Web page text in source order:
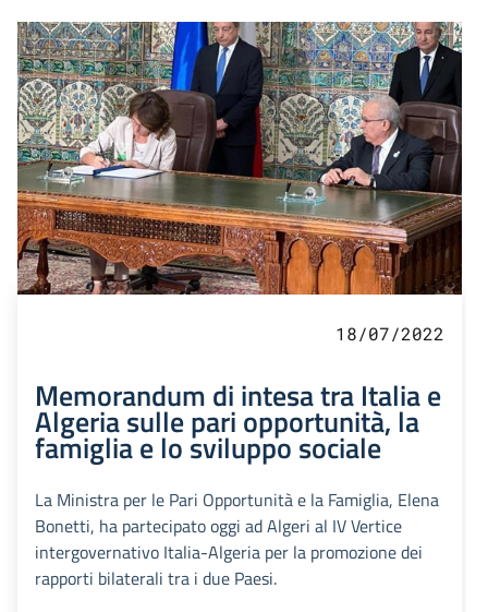
18/07/2022
Memorandum di intesa tra Italia e
Algeria sulle pari opportunità, la
famiglia e lo sviluppo sociale
La Ministra per le Pari Opportunità e la Famiglia, Elena
Bonetti, ha partecipato oggi ad Algeri al IV Vertice
intergovernativo Italia-Algeria per la promozione dei
rapporti bilaterali tra i due Paesi.